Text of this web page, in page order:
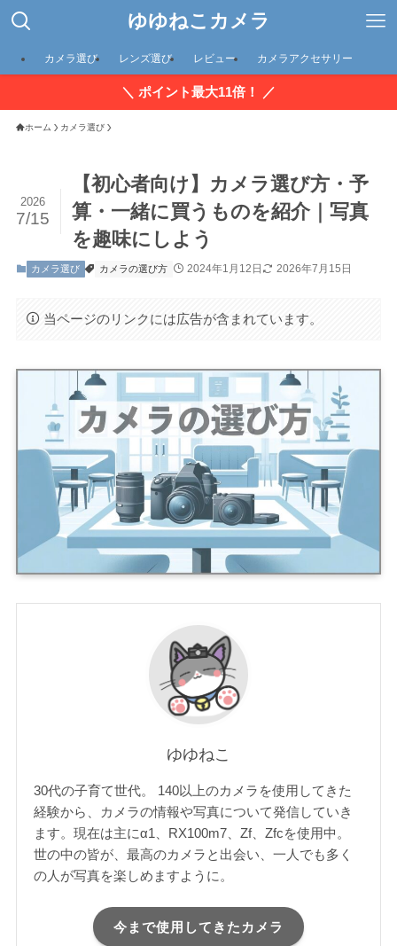
ゆゆねこカメラ
カメラ選び レンズ選び レビュー カメラアクセサリー
＼ ポイント最大11倍！ ／
ホーム カメラ選び
【初心者向け】カメラ選び方・予
算・一緒に買うものを紹介｜写真
を趣味にしよう
2026
7/15
カメラ選び カメラの選び方 2024年1月12日 2026年7月15日
当ページのリンクには広告が含まれています。
ゆゆねこ
30代の子育て世代。 140以上のカメラを使用してきた
経験から、カメラの情報や写真について発信していき
ます。現在は主にα1、RX100m7、Zf、Zfcを使用中。
世の中の皆が、最高のカメラと出会い、一人でも多く
の人が写真を楽しめますように。
今まで使用してきたカメラ